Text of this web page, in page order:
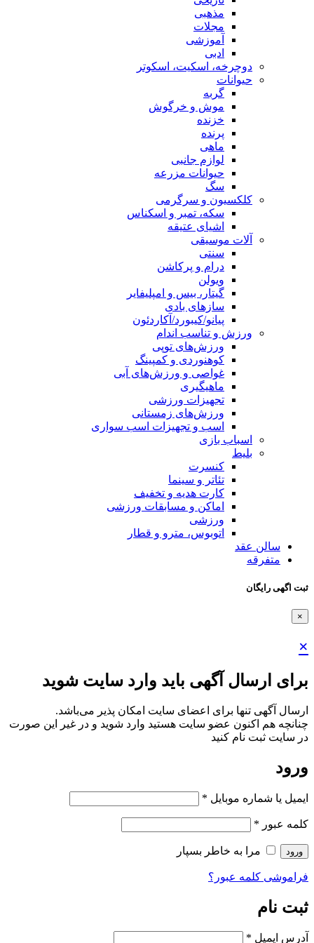
مذهبی
مجلات
آموزشی
ادبی
دوچرخه، اسکیت، اسکوتر
حیوانات
گربه
موش و خرگوش
خزنده
پرنده
ماهی
لوازم جانبی
حیوانات مزرعه
سگ
کلکسیون و سرگرمی
سکه، تمبر و اسکناس
اشیای عتیقه
آلات موسیقی
سنتی
درام و پرکاشن
ویولن
گیتار، بیس و امپلیفایر
سازهای بادی
پیانو/کیبورد/آکاردئون
ورزش و تناسب اندام
ورزش‌های توپی
کوهنوردی و کمپینگ
غواصی و ورزش‌های آبی
ماهیگیری
تجهیزات ورزشی
ورزش‌های زمستانی
اسب و تجهیزات اسب سواری
اسباب‌ بازی
بلیط
کنسرت
تئاتر و سینما
کارت هدیه و تخفیف
اماکن و مسابقات ورزشی
ورزشی
اتوبوس، مترو و قطار
سالن عقد
متفرقه
ثبت اگهی رایگان
×
×
برای ارسال آگهی باید وارد سایت شوید
ارسال آگهی تنها برای اعضای سایت امکان پذیر می‌باشد.
چنانچه هم‌ اکنون عضو سایت هستید وارد شوید و در غیر این صورت
در سایت ثبت نام کنید
ورود
ایمیل یا شماره موبایل *
کلمه عبور *
ورود مرا به خاطر بسپار
فراموشی کلمه عبور؟
ثبت نام
آدرس ایمیل *